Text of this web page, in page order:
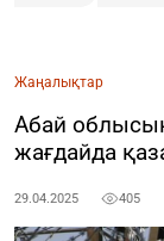
Жаңалықтар
Абай
жағдайда
29.04.2025 405